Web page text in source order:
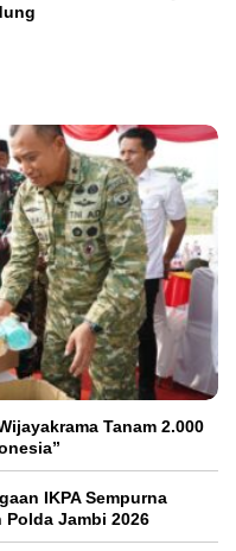
Tanam 2.000
IKPA Sempurna
Jambi 2026